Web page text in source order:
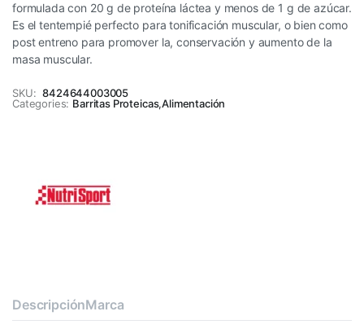
formulada con 20 g de proteína láctea y menos de 1 g de azúcar.
Es el tentempié perfecto para tonificación muscular, o bien como
post entreno para promover la, conservación y aumento de la
masa muscular.
SKU: 8424644003005
Categories: Barritas Proteicas,Alimentación
DescripciónMarca